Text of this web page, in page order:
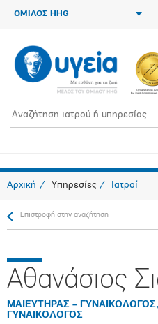
ΟΜΙΛΟΣ HHG
Αρχική Υπηρεσίες Ιατροί
Επιστροφή στην αναζήτηση
Αθανάσιος
ΜΑΙΕΥΤΗΡΑΣ –
ΓΥΝΑΙΚΟΛΟΓΟΣ